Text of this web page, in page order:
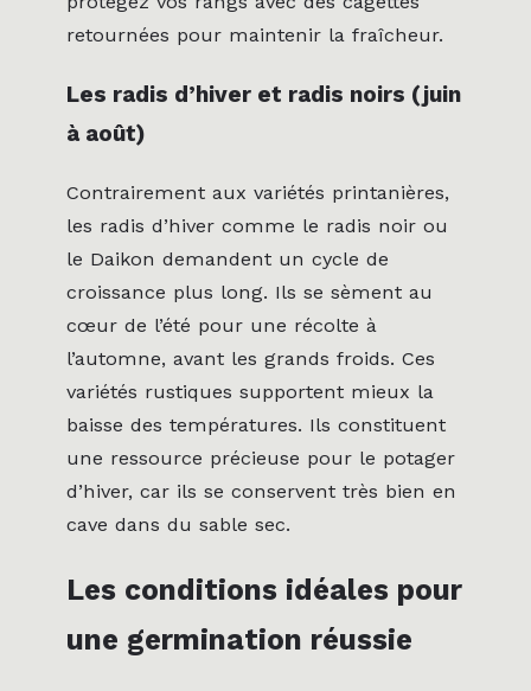
retournées pour maintenir la fraîcheur.
Les radis d’hiver et radis noirs (juin
à août)
Contrairement aux variétés printanières,
les radis d’hiver comme le radis noir ou
le Daikon demandent un cycle de
croissance plus long. Ils se sèment au
cœur de l’été pour une récolte à
l’automne, avant les grands froids. Ces
variétés rustiques supportent mieux la
baisse des températures. Ils constituent
une ressource précieuse pour le potager
d’hiver, car ils se conservent très bien en
cave dans du sable sec.
Les conditions idéales pour
une germination réussie